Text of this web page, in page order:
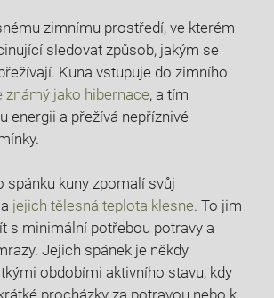
zimnímu prostředí, ve kterém
sledovat způsob, jakým se
Kuna vstupuje do zimního
známý jako hibernace, a tím
energii a přežívá nepříznivé
spánku kuny zpomalí svůj
jejich tělesná teplota klesne. To jim
s minimální potřebou potravy a
Jejich spánek je někdy
obdobími aktivního stavu, kdy